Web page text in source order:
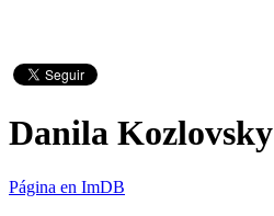
Danila Kozlovsky
Página en ImDB